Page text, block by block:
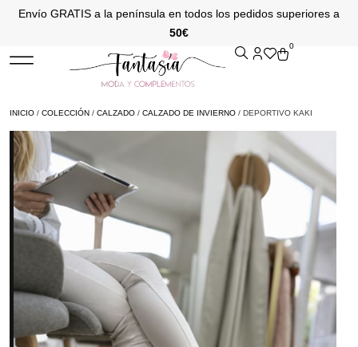
Envío GRATIS a la península en todos los pedidos superiores a
50€
0
INICIO / COLECCIÓN / CALZADO / CALZADO DE INVIERNO / DEPORTIVO KAKI